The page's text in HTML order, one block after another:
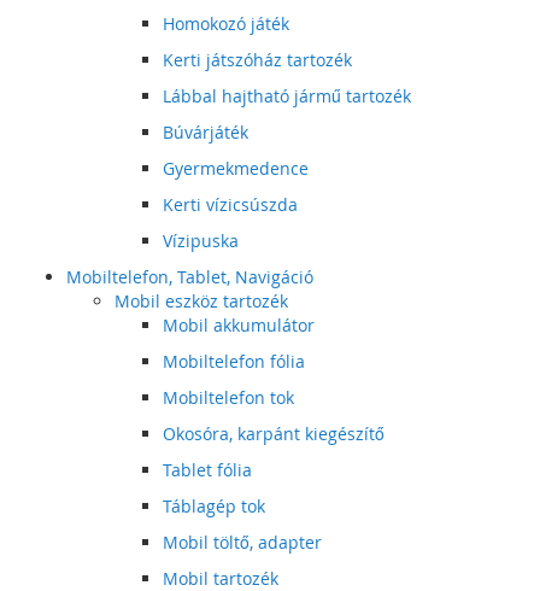
Homokozó játék
Kerti játszóház tartozék
Lábbal hajtható jármű tartozék
Búvárjáték
Gyermekmedence
Kerti vízicsúszda
Vízipuska
Mobiltelefon, Tablet, Navigáció
Mobil eszköz tartozék
Mobil akkumulátor
Mobiltelefon fólia
Mobiltelefon tok
Okosóra, karpánt kiegészítő
Tablet fólia
Táblagép tok
Mobil töltő, adapter
Mobil tartozék